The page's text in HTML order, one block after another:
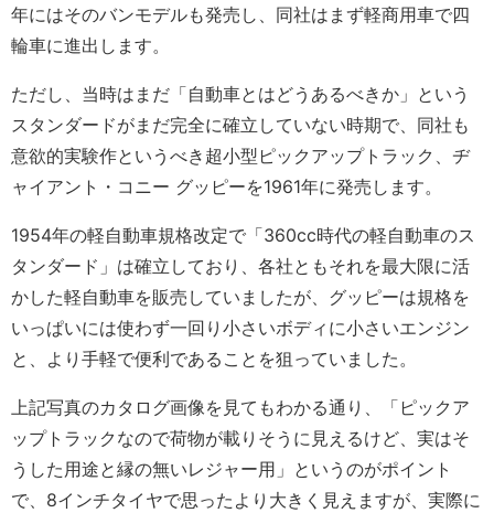
年にはそのバンモデルも発売し、同社はまず軽商用車で四
輪車に進出します。
ただし、当時はまだ「自動車とはどうあるべきか」という
スタンダードがまだ完全に確立していない時期で、同社も
意欲的実験作というべき超小型ピックアップトラック、ヂ
ャイアント・コニー グッピーを1961年に発売します。
1954年の軽自動車規格改定で「360cc時代の軽自動車のス
タンダード」は確立しており、各社ともそれを最大限に活
かした軽自動車を販売していましたが、グッピーは規格を
いっぱいには使わず一回り小さいボディに小さいエンジン
と、より手軽で便利であることを狙っていました。
上記写真のカタログ画像を見てもわかる通り、「ピックア
ップトラックなので荷物が載りそうに見えるけど、実はそ
うした用途と縁の無いレジャー用」というのがポイント
で、8インチタイヤで思ったより大きく見えますが、実際に